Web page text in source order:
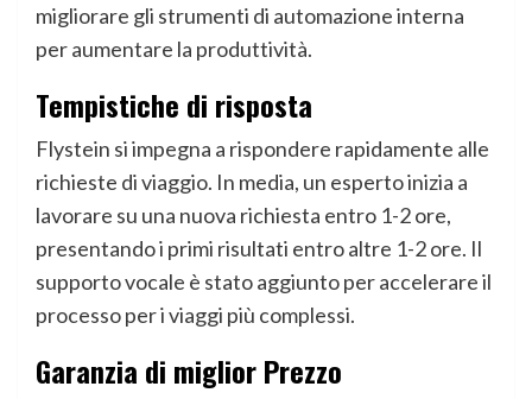
migliorare gli strumenti di automazione interna
per aumentare la produttività.
Tempistiche di risposta
Flystein si impegna a rispondere rapidamente alle
richieste di viaggio. In media, un esperto inizia a
lavorare su una nuova richiesta entro 1-2 ore,
presentando i primi risultati entro altre 1-2 ore. Il
supporto vocale è stato aggiunto per accelerare il
processo per i viaggi più complessi.
Garanzia di miglior Prezzo